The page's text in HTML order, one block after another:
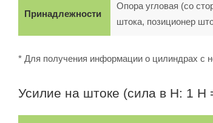
Принадлежности
Опора угловая (со
штока, позиционер
* Для получения информации о цилиндрах с
Усилие на штоке (сила в Н: 1 Н